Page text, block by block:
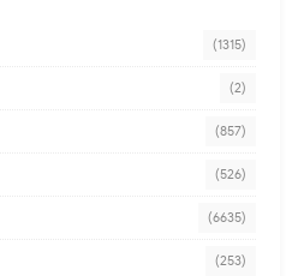
(1315)
(2)
(857)
(526)
(6635)
(253)